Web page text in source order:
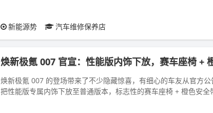
新能源势 汽车维修保养店
焕新极氪 007 官宣：性能版内饰下放，赛车座椅 +
焕新极氪 007 的登场带来了不少隐藏惊喜，有细心的车友从官方
把性能版专属内饰下放至普通版本，标志性的赛车座椅 + 橙色安全